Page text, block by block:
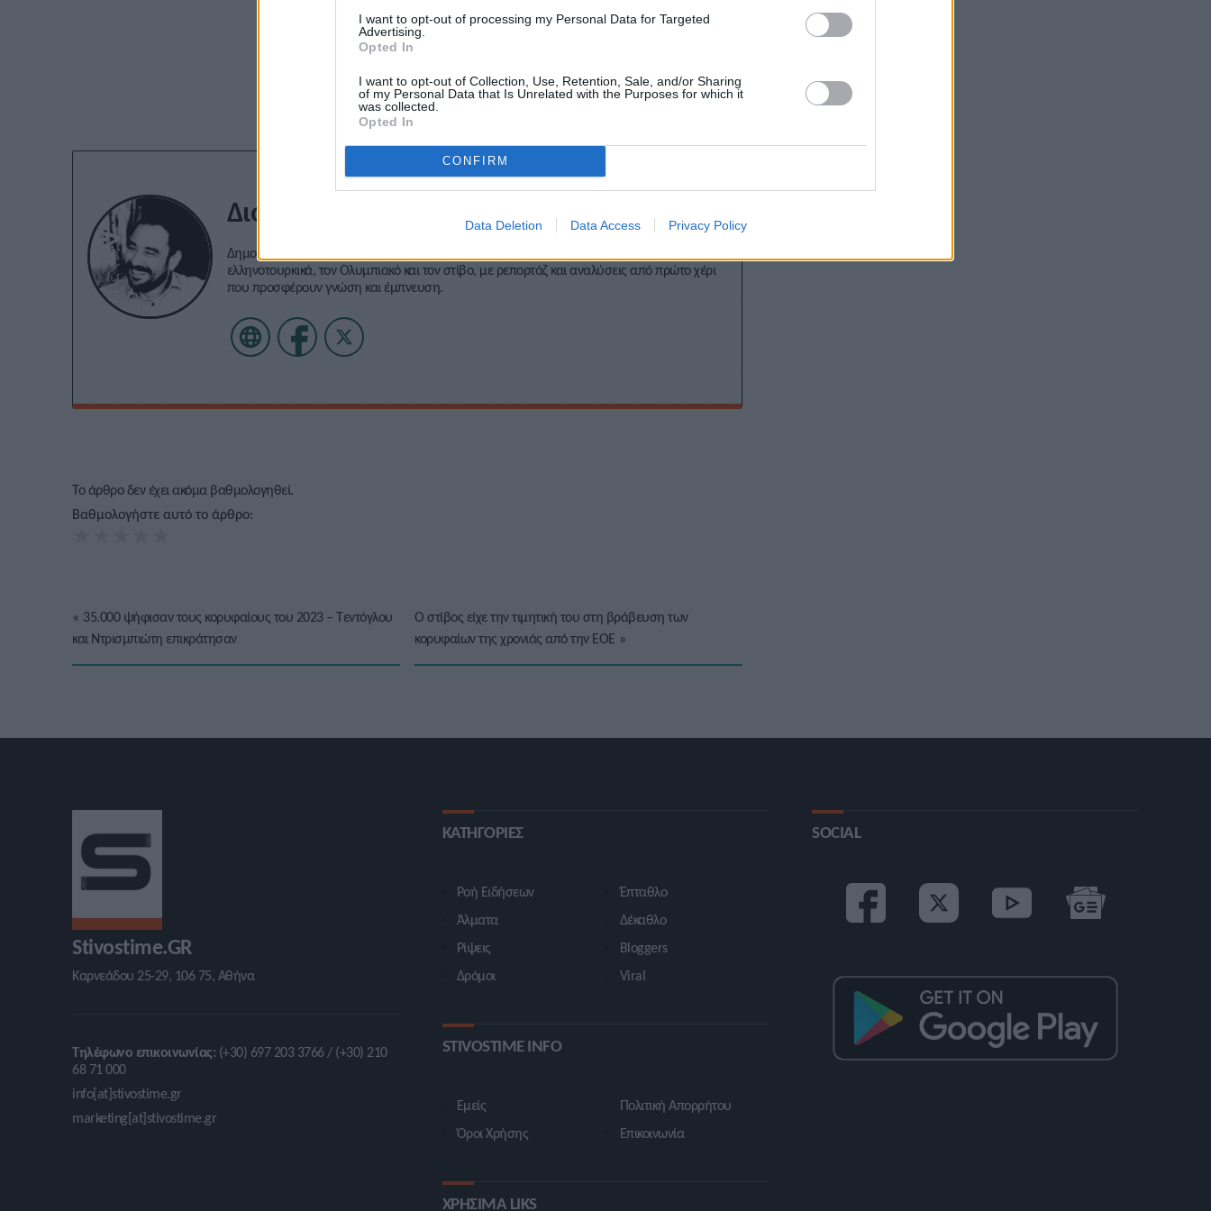
I want to opt-out of processing my Personal Data for Targeted
Advertising.
Opted In
I want to opt-out of Collection, Use, Retention, Sale, and/or Sharing
of my Personal Data that Is Unrelated with the Purposes for which it
was collected.
Opted In
CONFIRM
Data Deletion Data Access Privacy Policy
Διονύσης Αντωνέλλος
Δημοσιογράφος με εμπειρία σε blogging, ραδιόφωνο και τηλεόραση. Εξειδίκευση στα
ελληνοτουρκικά, τον Ολυμπιακό και τον στίβο, με ρεπορτάζ και αναλύσεις από πρώτο χέρι
που προσφέρουν γνώση και έμπνευση.
Το άρθρο δεν έχει ακόμα βαθμολογηθεί.
Βαθμολογήστε αυτό το άρθρο:
« 35.000 ψήφισαν τους κορυφαίους του 2023 – Τεντόγλου
και Ντρισμπιώτη επικράτησαν
Ο στίβος είχε την τιμητική του στη βράβευση των
κορυφαίων της χρονιάς από την ΕΟΕ »
Stivostime.GR
Καρνεάδου 25-29, 106 75, Αθήνα
Τηλέφωνο επικοινωνίας: (+30) 697 203 3766 / (+30) 210
68 71 000
info[at]stivostime.gr
marketing[at]stivostime.gr
ΚΑΤΗΓΟΡΙΕΣ
Ροή Ειδήσεων
Άλματα
Ρίψεις
Δρόμοι
Έπταθλο
Δέκαθλο
Bloggers
Viral
STIVOSTIME INFO
Εμείς
Όροι Χρήσης
Πολιτική Απορρήτου
Επικοινωνία
ΧΡΗΣΙΜΑ LIKS
SOCIAL